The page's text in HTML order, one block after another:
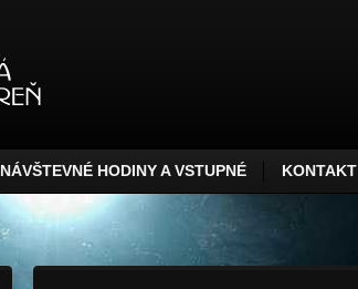
NÁVŠTEVNÉ HODINY A VSTUPNÉ KONTAKT